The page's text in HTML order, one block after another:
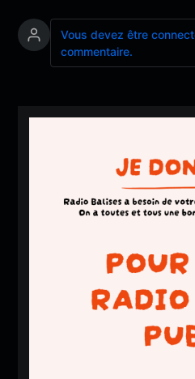
Vous devez être
commentaire.